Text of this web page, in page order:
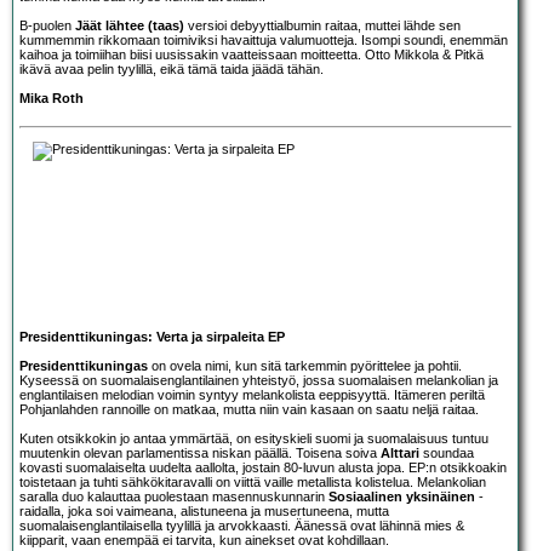
B-puolen Jäät lähtee (taas) versioi debyyttialbumin raitaa, muttei lähde sen
kummemmin rikkomaan toimiviksi havaittuja valumuotteja. Isompi soundi, enemmän
kaihoa ja toimiihan biisi uusissakin vaatteissaan moitteetta. Otto Mikkola & Pitkä
ikävä avaa pelin tyylillä, eikä tämä taida jäädä tähän.
Mika Roth
Presidenttikuningas: Verta ja sirpaleita EP
Presidenttikuningas on ovela nimi, kun sitä tarkemmin pyörittelee ja pohtii.
Kyseessä on suomalaisenglantilainen yhteistyö, jossa suomalaisen melankolian ja
englantilaisen melodian voimin syntyy melankolista eeppisyyttä. Itämeren periltä
Pohjanlahden rannoille on matkaa, mutta niin vain kasaan on saatu neljä raitaa.
Kuten otsikkokin jo antaa ymmärtää, on esityskieli suomi ja suomalaisuus tuntuu
muutenkin olevan parlamentissa niskan päällä. Toisena soiva Alttari soundaa
kovasti suomalaiselta uudelta aallolta, jostain 80-luvun alusta jopa. EP:n otsikkoakin
toistetaan ja tuhti sähkökitaravalli on viittä vaille metallista kolistelua. Melankolian
saralla duo kalauttaa puolestaan masennuskunnarin Sosiaalinen yksinäinen -
raidalla, joka soi vaimeana, alistuneena ja musertuneena, mutta
suomalaisenglantilaisella tyylillä ja arvokkaasti. Äänessä ovat lähinnä mies &
kiipparit, vaan enempää ei tarvita, kun ainekset ovat kohdillaan.